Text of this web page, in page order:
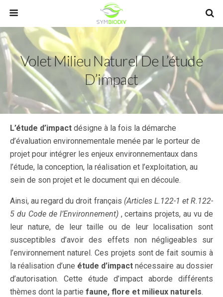
Volet Milieu Naturel De L’étude
D’impact
L’étude d’impact désigne à la fois la démarche
d’évaluation environnementale menée par le porteur de
projet pour intégrer les enjeux environnementaux dans
l’étude, la conception, la réalisation et l’exploitation, au
sein de son projet et le document qui en découle.
Ainsi, au regard du droit français (Articles L.122-1 et R.122-
5 du Code de l’Environnement), certains projets, au vu de
leur nature, de leur taille ou de leur localisation sont
susceptibles d’avoir des effets non négligeables sur
l’environnement naturel. Ces projets sont de fait soumis à
la réalisation d’une étude d’impact nécessaire au dossier
d’autorisation. Cette étude d’impact aborde différents
thèmes dont la partie faune, flore et milieux naturels.